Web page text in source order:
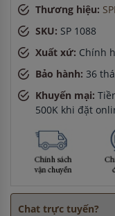
15 phút
Anh Tuấn-ở Đồng
Anh Nam
Thương hiệu:
SKU: SP 1088
Xuất xứ: Chính
Bảo hành: 36
Khuyến mại:
500K khi đặt
Chat trực tuyến?